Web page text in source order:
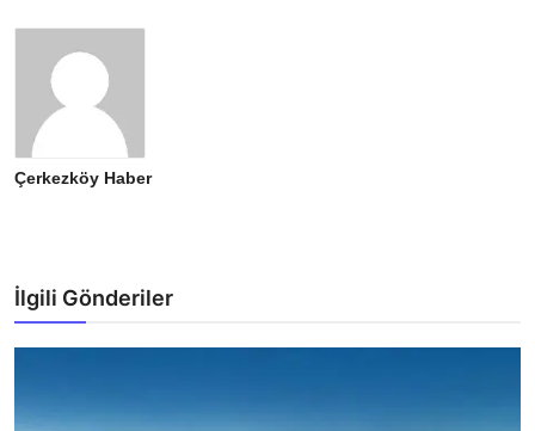
Çerkezköy Haber
İlgili Gönderiler